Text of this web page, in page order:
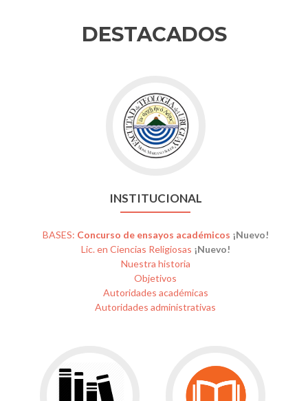
DESTACADOS
Go
to
Institucional
INSTITUCIONAL
BASES: Concurso de ensayos académicos ¡Nuevo!
Lic. en Ciencias Religiosas ¡Nuevo!
Nuestra historia
Objetivos
Autoridades académicas
Autoridades administrativas
to
Biblioteca
Publicaciones